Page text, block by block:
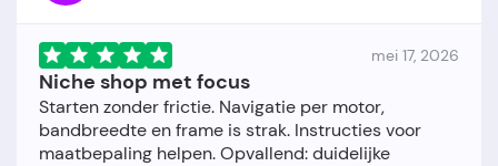
mei 17, 2026
Niche shop met focus
Starten zonder frictie. Navigatie per motor,
bandbreedte en frame is strak. Instructies voor
maatbepaling helpen. Opvallend: duidelijke